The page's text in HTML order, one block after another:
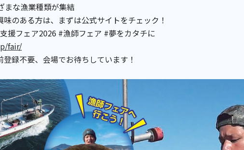
まな漁業種類が集結
のある方は、まずは公式サイトをチェック！
援フェア2026 #漁師フェア #夢をカタチに
fair/
録不要、会場でお待ちしています！